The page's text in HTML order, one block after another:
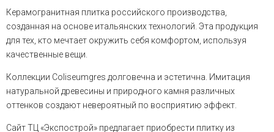
Керамогранитная плитка российского производства,
созданная на основе итальянских технологий. Эта продукция
для тех, кто мечтает окружить себя комфортом, используя
качественные вещи.
Коллекции Coliseumgres долговечна и эстетична. Имитация
натуральной древесины и природного камня различных
оттенков создают невероятный по восприятию эффект.
Сайт ТЦ «Экспострой» предлагает приобрести плитку из